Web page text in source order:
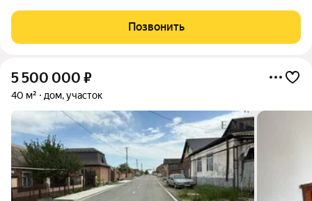
Инфраструктура:ШколаРеспубликанская
Позвонить
5 500 000 ₽
40 м² дом, участок